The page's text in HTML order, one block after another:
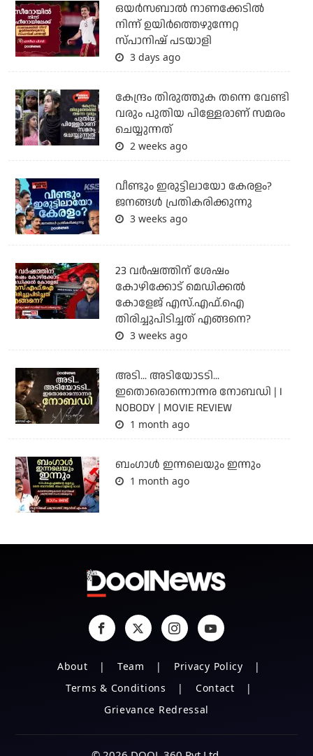
ഒയര്‍സബാൽ നാണക്കേടിൽ
നിന്ന് ഉയിർത്തെഴുന്നേറ്റ
സ്പാനിഷ് പടയാളി
3 days ago
കേന്ദ്രം തിരുത്തുക തന്നെ വേണ്ടി
വരും പുതിയ പിള്ളേരാണ് സമരം
ചെയ്യുന്നത്
2 weeks ago
വീണ്ടും ഇരുട്ടിലായോ കേരളം?
ജനങ്ങൾ പ്രതികരിക്കുന്നു
3 weeks ago
23 വർഷത്തിന് ശേഷം
കോഴിക്കോട് മെഡിക്കൽ
കോളേജ് എസ്.എഫ്.ഐ
തിരിച്ചുപിടിച്ചത് എങ്ങനെ?
3 weeks ago
അടി... അടിയോടടി...
ഇതൊരൊന്നൊന്നര നോബഡി | I
NOBODY | MOVIE REVIEW
1 month ago
ബംഗാള്‍ ഇന്നലെയും ഇന്നും
1 month ago
About Team
Privacy Policy
Terms & Conditions
Contact
Grievance Redressal